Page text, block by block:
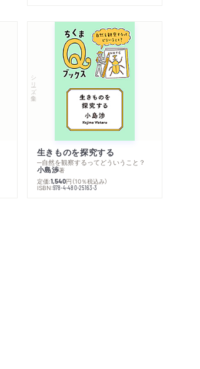
シリーズ・全集
生きものを探究する
─自然を観察するってどういうこと？
小島渉著
定価:1,540円 （10％税込み）
ISBN:978-4-480-25163-3